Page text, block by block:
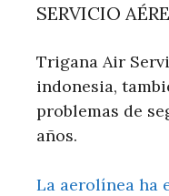
SERVICIO
Trigana Air
indonesia,
problemas de
años.
La aerolínea ha